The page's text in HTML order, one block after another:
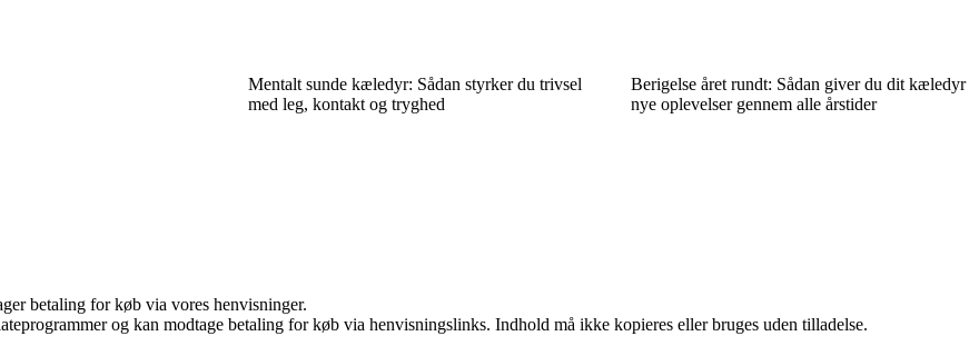
Mentalt sunde kæledyr: Sådan styrker du trivsel
med leg, kontakt og tryghed
Berigelse året rundt: Sådan giver du dit kæledyr
nye oplevelser gennem alle årstider
betaling for køb via vores henvisninger.
og kan modtage betaling for køb via henvisningslinks. Indhold må ikke kopieres eller bruges uden tilladelse.